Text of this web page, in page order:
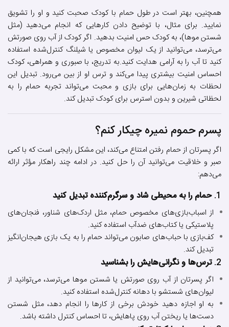
همچنین، بهتر است در طول حمام با کودک صحبت کنید و او را تشویق
نمایید. برای مثال، با توضیح دادن کارهایی که انجام می‌دهید (مثل
شستن موها)، به کودک حس امنیت بدهید. اگر کودک از آب روی صورتش
می‌ترسد، می‌توانید از یک لیوان مخصوص یا شیلنگ کنترل‌شده استفاده
کنید تا آب را به آرامی هدایت کنید.به تدریج، با صبوری و همراهی، کودک
احساس امنیت بیشتری پیدا می‌کند و ترس او از بین می‌رود. تبدیل این
لحظات به زمان‌هایی برای بازی و محبت می‌تواند تجربه حمام را به
لحظاتی شیرین و بدون استرس برای کودک تبدیل کند.
پسرم حموم نمیره چیکار کنم؟
اگر پسرتان از حمام رفتن امتناع می‌کند، این مشکل رایجی است که با کمی
صبر و خلاقیت می‌توانید آن را حل کنید. در ادامه چند راهکار مؤثر ارائه
می‌دهم:
1. حمام را به محیطی شاد و سرگرم‌کننده تبدیل کنید
از اسباب‌بازی‌های مخصوص حمام، مثل اردک‌های شناور، فنجان‌های
پلاستیکی یا کتاب‌های ضدآب استفاده کنید.
کف‌بازی با حباب‌های صابون می‌تواند حمام را به یک بازی هیجان‌انگیز
تبدیل کند.
2. ترس‌ها و نگرانی‌هایش را بشناسید
اگر پسرتان از آب روی صورتش یا شستن موها می‌ترسد، می‌توانید از
لیوان‌های شستشو با دهانه کنترل‌شده استفاده کنید.
به او اجازه دهید خودش برخی از کارها را انجام دهد، مثل شستن
دست‌ها یا ریختن آب روی پاهایش، تا احساس کنترل داشته باشد.